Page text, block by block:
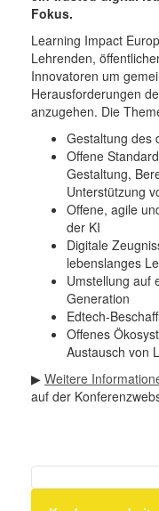
Fokus.
Learning Impact
Lehrenden,
Innovatoren um
Herausforderungen
anzugehen. Die
Gestaltung des
Offene
Gestaltung,
Unterstützung
Offene, agile
der KI
Digitale
lebenslanges
Umstellung auf
Generation
Edtech-
Offenes
Austausch von
▶ Weitere
auf der